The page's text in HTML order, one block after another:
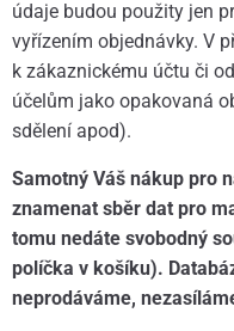
údaje budou použity jen
vyřízením objednávky. V
k zákaznickému účtu či
účelům jako opakovaná
sdělení apod).
Samotný Váš nákup pro
znamenat sběr dat pro
tomu nedáte svobodný
políčka v košíku).
neprodáváme,